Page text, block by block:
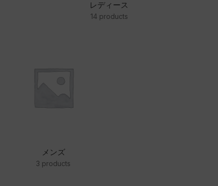
レディース
14 products
メンズ
3 products